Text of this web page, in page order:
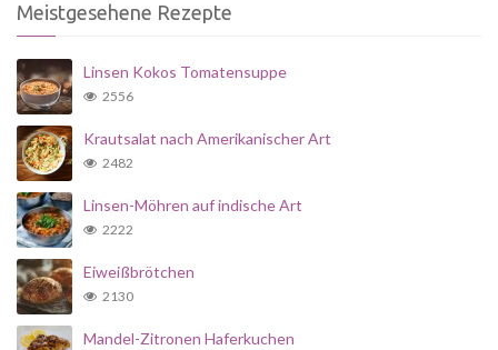
Meistgesehene Rezepte
Linsen Kokos Tomatensuppe
2556
Krautsalat nach Amerikanischer Art
2482
Linsen-Möhren auf indische Art
2222
Eiweißbrötchen
2130
Mandel-Zitronen Haferkuchen